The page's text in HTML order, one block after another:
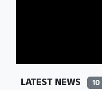
LATEST NEWS 10